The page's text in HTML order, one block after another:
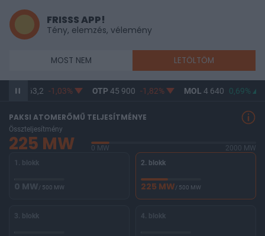
FRISSS APP!
Tény, elemzés, vélemény
MOST NEM LETÖLTÖM
146 563,2 -1,03% OTP45 900 -1,82% MOL4 640 0,69%
PAKSI ATOMERŐMŰ TELJESÍTMÉNYE
Összteljesítmény
225 MW 0 MW
2000 MW
1. blokk
0 MW/ 500 MW
2. blokk
225 MW/ 500 MW
3. blokk 4. blokk